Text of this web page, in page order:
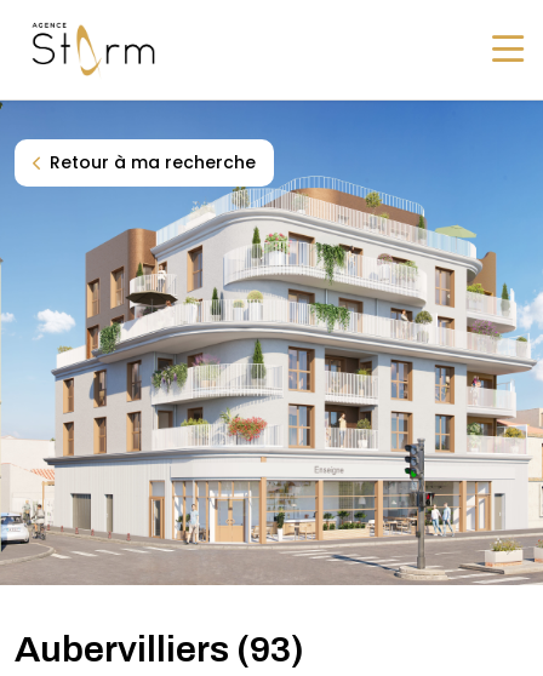
Navigation principale
Retour à ma recherche
Aubervilliers (93)